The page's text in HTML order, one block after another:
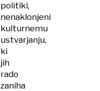
politiki,
nenaklonjeni
kulturnemu
ustvarjanju,
ki
jih
rado
zaniha